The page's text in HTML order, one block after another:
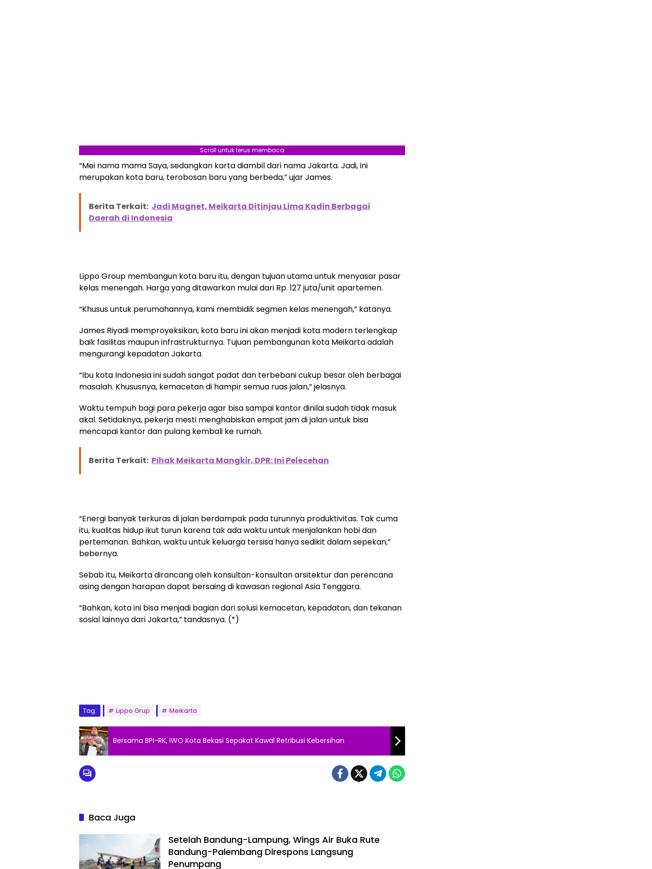
Scroll untuk terus membaca
“Mei nama mama Saya, sedangkan karta diambil dari nama Jakarta. Jadi, ini
merupakan kota baru, terobosan baru yang berbeda,” ujar James.
Berita Terkait: Jadi Magnet, Meikarta Ditinjau Lima Kadin Berbagai
Daerah di Indonesia
Lippo Group membangun kota baru itu, dengan tujuan utama untuk menyasar pasar
kelas menengah. Harga yang ditawarkan mulai dari Rp. 127 juta/unit apartemen.
“Khusus untuk perumahannya, kami membidik segmen kelas menengah,” katanya.
James Riyadi memproyeksikan, kota baru ini akan menjadi kota modern terlengkap
baik fasilitas maupun infrastrukturnya. Tujuan pembangunan kota Meikarta adalah
mengurangi kepadatan Jakarta.
“Ibu kota Indonesia ini sudah sangat padat dan terbebani cukup besar oleh berbagai
masalah. Khususnya, kemacetan di hampir semua ruas jalan,” jelasnya.
Waktu tempuh bagi para pekerja agar bisa sampai kantor dinilai sudah tidak masuk
akal. Setidaknya, pekerja mesti menghabiskan empat jam di jalan untuk bisa
mencapai kantor dan pulang kembali ke rumah.
Berita Terkait: Pihak Meikarta Mangkir, DPR: Ini Pelecehan
“Energi banyak terkuras di jalan berdampak pada turunnya produktivitas. Tak cuma
itu, kualitas hidup ikut turun karena tak ada waktu untuk menjalankan hobi dan
pertemanan. Bahkan, waktu untuk keluarga tersisa hanya sedikit dalam sepekan,”
bebernya.
Sebab itu, Meikarta dirancang oleh konsultan-konsultan arsitektur dan perencana
asing dengan harapan dapat bersaing di kawasan regional Asia Tenggara.
“Bahkan, kota ini bisa menjadi bagian dari solusi kemacetan, kepadatan, dan tekanan
sosial lainnya dari Jakarta,” tandasnya. (*)
Tag: Lippo Grup Meikarta
Bersama BPI-RK, IWO Kota Bekasi Sepakat Kawal Retribusi Kebersihan
Baca Juga
Setelah Bandung-Lampung, Wings Air Buka Rute
Bandung-Palembang Direspons Langsung
Penumpang